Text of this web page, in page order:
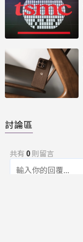
討論區
共有 0則留言